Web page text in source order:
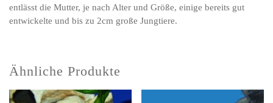
entlässt die Mutter, je nach Alter und Größe, einige bereits gut
entwickelte und bis zu 2cm große Jungtiere.
Ähnliche Produkte